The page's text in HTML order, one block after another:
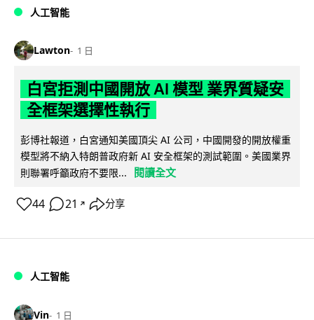
人工智能
Lawton 1 日
白宮拒測中國開放 AI 模型 業界質疑安
全框架選擇性執行
彭博社報道，白宮通知美國頂尖 AI 公司，中國開發的開放權重
模型將不納入特朗普政府新 AI 安全框架的測試範圍。美國業界
則聯署呼籲政府不要限...
閱讀全文
44 21 ↗ 分享
人工智能
Vin 1 日